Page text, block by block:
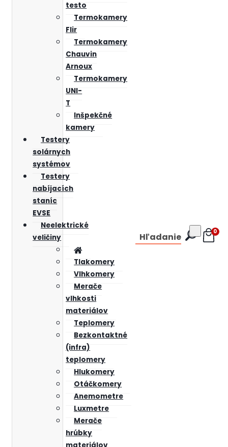
testo
Termokamery
Flir
Termokamery
Chauvin
Arnoux
Termokamery
UNI-
T
Inšpekčné
kamery
Testery
solárnych
systémov
Testery
nabíjacích
staníc
EVSE
Neelektrické
veličiny
Tlakomery
Vlhkomery
Merače
vlhkosti
materiálov
Teplomery
Bezkontaktné
(infra)
teplomery
Hlukomery
Otáčkomery
Anemometre
Luxmetre
Merače
hrúbky
Hľadanie 0